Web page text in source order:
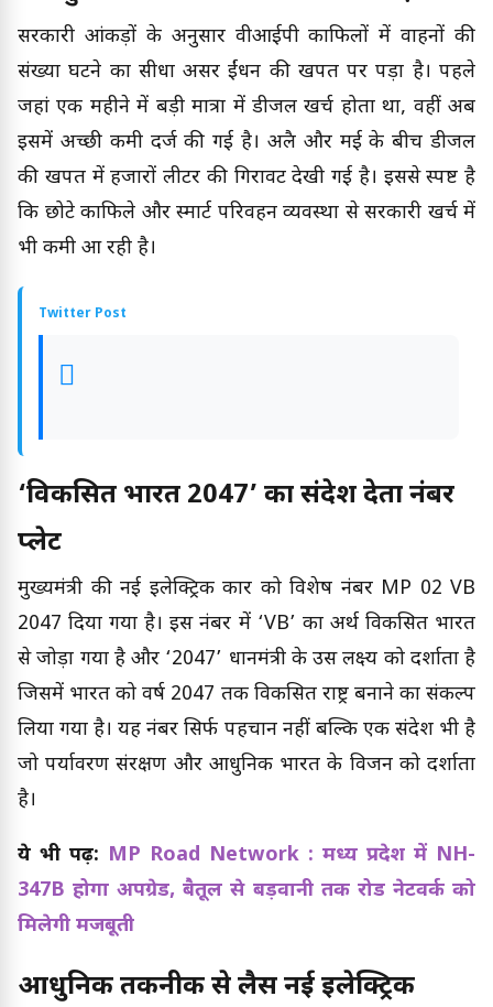
सरकारी आंकड़ों के अनुसार वीआईपी काफिलों में वाहनों की
संख्या घटने का सीधा असर ईंधन की खपत पर पड़ा है। पहले
जहां एक महीने में बड़ी मात्रा में डीजल खर्च होता था, वहीं अब
इसमें अच्छी कमी दर्ज की गई है। अप्रैल और मई के बीच डीजल
की खपत में हजारों लीटर की गिरावट देखी गई है। इससे स्पष्ट है
कि छोटे काफिले और स्मार्ट परिवहन व्यवस्था से सरकारी खर्च में
भी कमी आ रही है।
Twitter Post
‘विकसित भारत 2047’ का संदेश देता नंबर
प्लेट
मुख्यमंत्री की नई इलेक्ट्रिक कार को विशेष नंबर MP 02 VB
2047 दिया गया है। इस नंबर में ‘VB’ का अर्थ विकसित भारत
से जोड़ा गया है और ‘2047’ प्रधानमंत्री के उस लक्ष्य को दर्शाता है
जिसमें भारत को वर्ष 2047 तक विकसित राष्ट्र बनाने का संकल्प
लिया गया है। यह नंबर सिर्फ पहचान नहीं बल्कि एक संदेश भी है
जो पर्यावरण संरक्षण और आधुनिक भारत के विजन को दर्शाता
है।
ये भी पढ़ें: MP Road Network : मध्य प्रदेश में NH-
347B होगा अपग्रेड, बैतूल से बड़वानी तक रोड नेटवर्क को
मिलेगी मजबूती
आधुनिक तकनीक से लैस नई इलेक्ट्रिक